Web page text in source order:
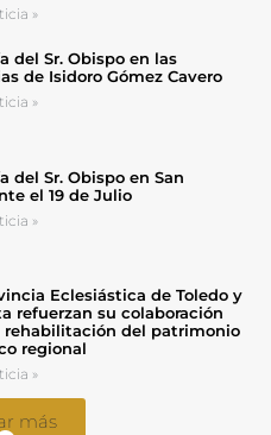
»
del Sr. Obispo en las
de Isidoro Gómez Cavero
»
del Sr. Obispo en San
el 19 de Julio
»
Eclesiástica de Toledo y
refuerzan su colaboración
rehabilitación del patrimonio
regional
»
más